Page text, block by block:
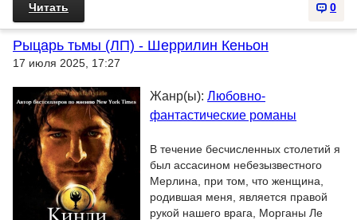
0
Читать
Рыцарь тьмы (ЛП) - Шеррилин Кеньон
17 июля 2025, 17:27
Жанр(ы): Любовно-
фантастические романы
В течение бесчисленных столетий я
был ассасином небезызвестного
Мерлина, при том, что женщина,
родившая меня, является правой
рукой нашего врага, Морганы Ле